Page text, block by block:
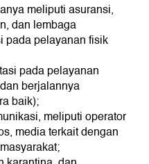
meliputi asuransi,
dan lembaga
pada pelayanan fisik
pada pelayanan
berjalannya
baik);
meliputi operator
media terkait dengan